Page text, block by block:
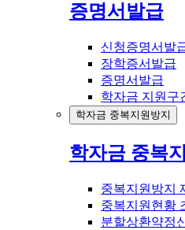
증명서발급
신청증명서발
장학증서발급
증명서발급
학자금 지원구
학자금 중복지원방지
학자금 중복
중복지원방지
중복지원현황
분할상환약정